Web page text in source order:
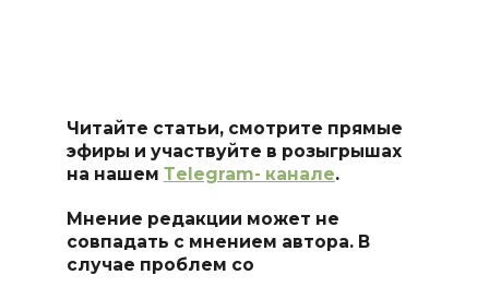
Читайте статьи, смотрите прямые
эфиры и участвуйте в розыгрышах
на нашем Тelegram- канале.
Мнение редакции может не
совпадать с мнением автора. В
случае проблем со